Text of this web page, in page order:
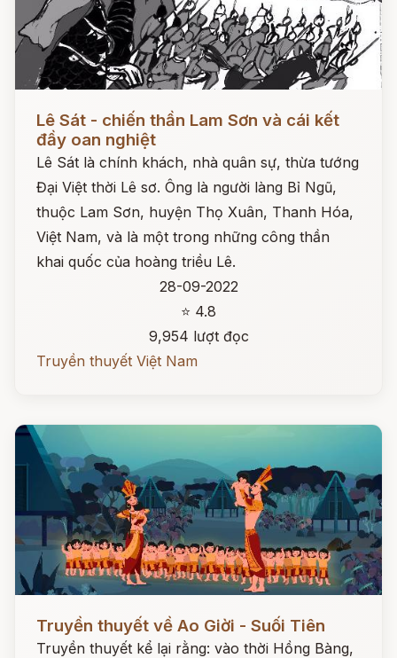
Lê Sát - chiến thần Lam Sơn và cái kết
đầy oan nghiệt
Lê Sát là chính khách, nhà quân sự, thừa tướng
Đại Việt thời Lê sơ. Ông là người làng Bỉ Ngũ,
thuộc Lam Sơn, huyện Thọ Xuân, Thanh Hóa,
Việt Nam, và là một trong những công thần
khai quốc của hoàng triều Lê.
28-09-2022
⭐ 4.8
9,954 lượt đọc
Truyền thuyết Việt Nam
Đọc ngay
Truyền thuyết về Ao Giời - Suối Tiên
Truyền thuyết kể lại rằng: vào thời Hồng Bàng,